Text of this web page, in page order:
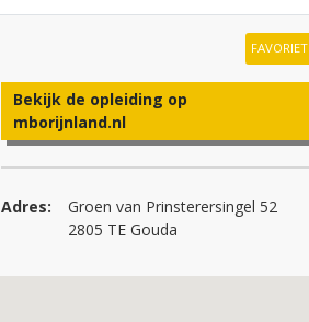
FAVORIET
Bekijk de opleiding op
mborijnland.nl
Adres:
Groen van Prinsterersingel 52
2805 TE Gouda